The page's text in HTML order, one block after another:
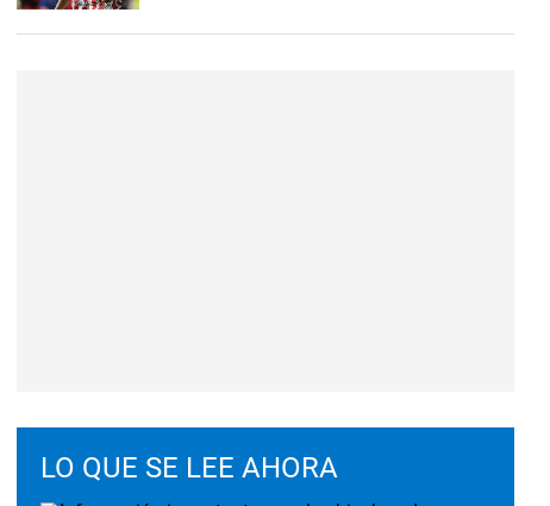
LO QUE SE LEE AHORA